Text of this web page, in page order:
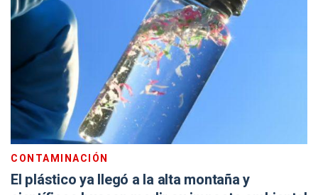
CONTAMINACIÓN
El plástico ya llegó a la alta montaña y